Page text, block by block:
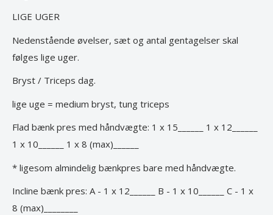
LIGE UGER
Nedenstående øvelser, sæt og antal gentagelser skal
følges lige uger.
Bryst / Triceps dag.
lige uge = medium bryst, tung triceps
Flad bænk pres med håndvægte: 1 x 15______ 1 x 12______
1 x 10______ 1 x 8 (max)______
* ligesom almindelig bænkpres bare med håndvægte.
Incline bænk pres: A - 1 x 12______ B - 1 x 10______ C - 1 x
8 (max)________